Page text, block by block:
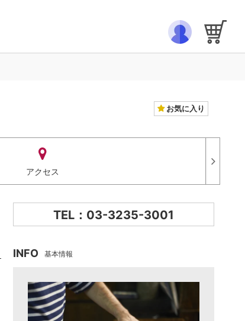
お気に入り
アクセス
TEL：03-3235-3001
INFO 基本情報